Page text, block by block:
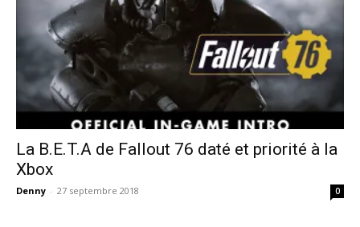
La B.E.T.A de Fallout 76 daté et priorité à la
Xbox
Denny - 27 septembre 2018 0